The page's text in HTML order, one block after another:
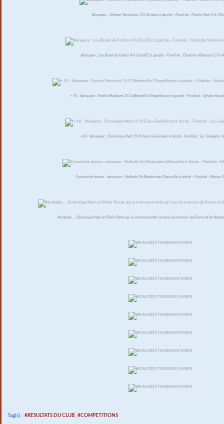
Vainqueur : Clément Tenenhaus 3/6 (Lisieux) à gauche - Finaliste : Fabien Hure 3/6
Vainqueur : Lou Bonet de Freitas 4/6 (CaenTC) à gauche - Finaliste : Charlotte Villeminot 2/6
+ 50 : Vainqueur : Patrice Machuret 15/2 (Bretteville l'Orgueilleuse) à gauche - Finaliste : Sylvain
+ 60 : Vainqueur : Dominique Neel 15/4 (Caen Guérinières) à droite - Finaliste : Luc Gaspérini
Consolante dames : vainqueur : Nathalie De Riedmatten (Deauville) à droite - Finaliste : Manon
Nostalgie ... Dominique Neel et Olivier Perret qui se sont rencontrés sur tous les tournois de France et de
Tag(s) : #RESULTATS DU CLUB, #COMPETITIONS